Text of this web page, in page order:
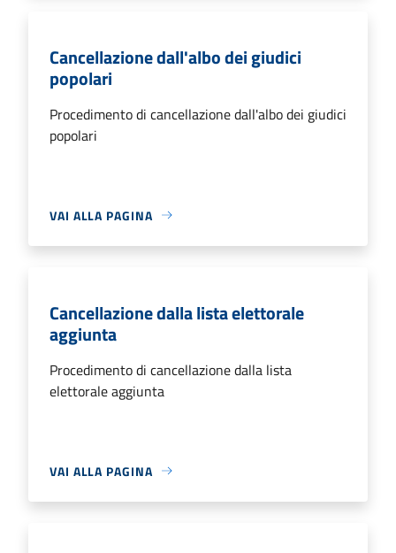
Cancellazione dall'albo dei giudici
popolari
Procedimento di cancellazione dall'albo dei giudici
popolari
VAI ALLA PAGINA
Cancellazione dalla lista elettorale
aggiunta
Procedimento di cancellazione dalla lista
elettorale aggiunta
VAI ALLA PAGINA